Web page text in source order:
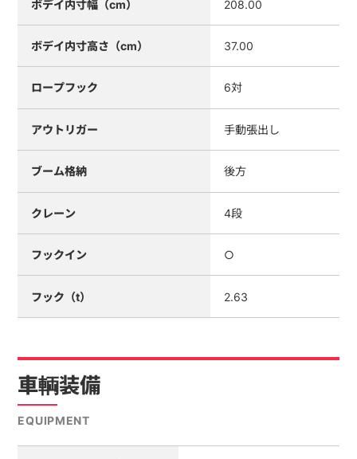
ボデイ内寸幅（cm） 208.00
ボデイ内寸高さ（cm） 37.00
ロープフック 6対
アウトリガー 手動張出し
ブーム格納 後方
クレーン 4段
フックイン ○
フック（t） 2.63
車輌装備
EQUIPMENT